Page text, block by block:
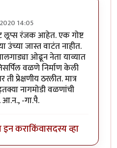
14:05
लूप्स रंजक आहेत. एक गोष्ट
उंच्या जास्त वाटंत नाहीत.
ओढून नेता याव्यात
वळणे निर्माण केली
प्रेक्षणीय ठरलीत. मात्र
नागमोडी वळणांची
-गा.पै.
इन कराकिंवासदस्य व्हा